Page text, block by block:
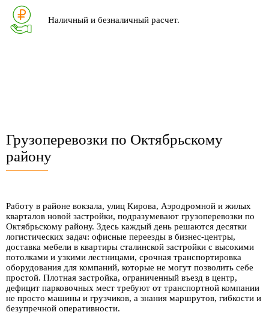
Наличный и безналичный расчет.
Грузоперевозки по Октябрьскому
району
Работу в районе вокзала, улиц Кирова, Аэродромной и жилых
кварталов новой застройки, подразумевают грузоперевозки по
Октябрьскому району. Здесь каждый день решаются десятки
логистических задач: офисные переезды в бизнес-центры,
доставка мебели в квартиры сталинской застройки с высокими
потолками и узкими лестницами, срочная транспортировка
оборудования для компаний, которые не могут позволить себе
простой. Плотная застройка, ограниченный въезд в центр,
дефицит парковочных мест требуют от транспортной компании
не просто машины и грузчиков, а знания маршрутов, гибкости и
безупречной оперативности.